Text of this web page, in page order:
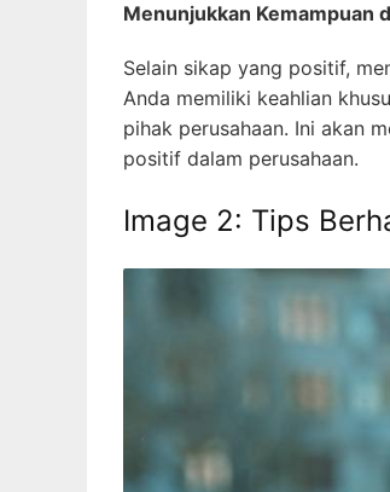
Menunjukkan Kemampuan
Selain sikap yang positif,
Anda memiliki keahlian
pihak perusahaan. Ini akan
positif dalam perusahaan.
Image 2: Tips